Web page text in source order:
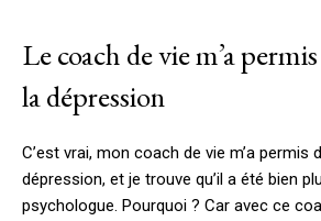
Le coach de vie m’a
la dépression
C’est vrai, mon coach de vie m’a permis
dépression, et je trouve qu’il a été bien
psychologue. Pourquoi ? Car avec ce